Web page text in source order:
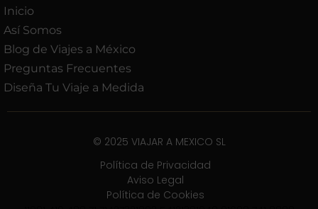
Inicio
Así Somos
Blog de Viajes a México
Preguntas Frecuentes
Diseña Tu Viaje a Medida
© 2025 VIAJAR A MEXICO SL
Política de Privacidad
Aviso Legal
Política de Cookies